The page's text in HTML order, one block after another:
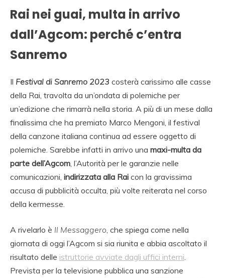
Rai nei guai, multa in arrivo
dall’Agcom: perché c’entra
Sanremo
Il Festival di Sanremo 2023 costerà carissimo alle casse
della Rai, travolta da un’ondata di polemiche per
un’edizione che rimarrà nella storia. A più di un mese dalla
finalissima che ha premiato Marco Mengoni, il festival
della canzone italiana continua ad essere oggetto di
polemiche. Sarebbe infatti in arrivo una maxi-multa da
parte dell’Agcom , l’Autorità per le garanzie nelle
comunicazioni, indirizzata alla Rai con la gravissima
accusa di pubblicità occulta, più volte reiterata nel corso
della kermesse.
A rivelarlo è Il Messaggero , che spiega come nella
giornata di oggi l’Agcom si sia riunita e abbia ascoltato il
risultato delle istruttorie avviate dagli uffici interni
Prevista per la televisione pubblica una sanzione